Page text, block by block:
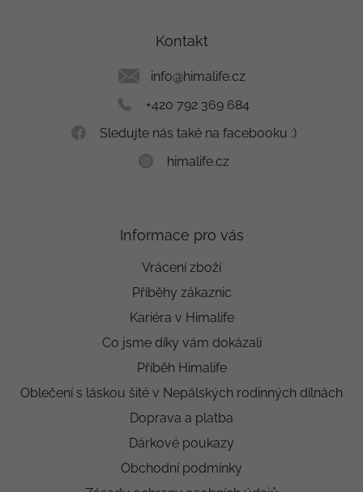
Kontakt
info@himalife.cz
+420 792 369 684
Sledujte nás také na facebooku :)
himalife.cz
Informace pro vás
Vrácení zboží
Příběhy zákaznic
Kariéra v Himalife
Co jsme díky vám dokázali
Příběh Himalife
Oblečení s láskou šité v Nepálských rodinných dílnách
Doprava a platba
Dárkové poukazy
Obchodní podmínky